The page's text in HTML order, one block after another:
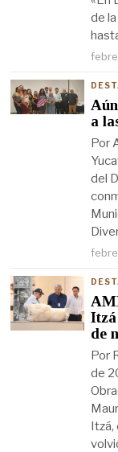
de
a
Por
del
de
Por
de
Itzá,